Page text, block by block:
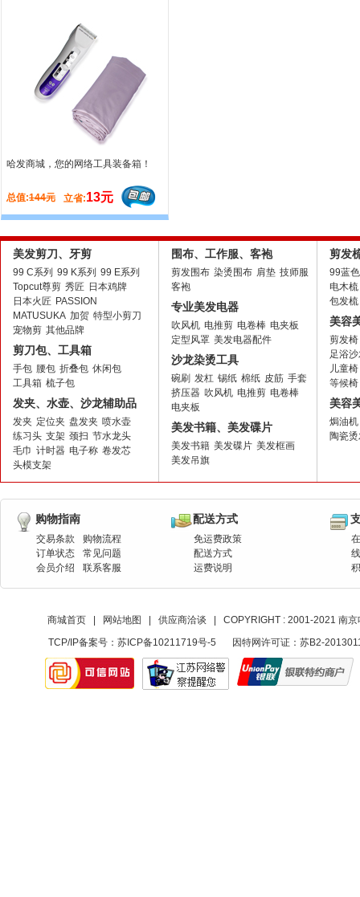
哈发商城，您的网络工具装备箱！
总值:144元 立省:13元
美发剪刀、牙剪
99 C系列 99 K系列 99 E系列
Topcut尊剪 秀匠 日本鸡牌
日本火匠 PASSION
MATUSUKA 加贺 特型小剪刀
宠物剪 其他品牌
剪刀包、工具箱
手包 腰包 折叠包 休闲包
工具箱 梳子包
发夹、水壶、沙龙辅助品
发夹 定位夹 盘发夹 喷水壶
练习头 支架 颈扫 节水龙头
毛巾 计时器 电子称 卷发芯
头模支架
围布、工作服、客袍
剪发围布 染烫围布 肩垫 技师服
客袍
专业美发电器
吹风机 电推剪 电卷棒 电夹板
定型风罩 美发电器配件
沙龙染烫工具
碗刷 发杠 锡纸 棉纸 皮筋 手套
挤压器 吹风机 电推剪 电卷棒
电夹板
美发书籍、美发碟片
美发书籍 美发碟片 美发框画
美发吊旗
剪发
99蓝
电木梳
包发梳
美容
剪发椅
足浴
儿童椅
等候椅
美容
焗油机
陶瓷
购物指南
交易条款
购物流程
订单状态
常见问题
会员介绍
联系客服
配送方式
免运费政策
配送方式
运费说明
商城首页 网站地图 供应商洽谈
COPYRIGHT : 2001-2021 南
TCP/IP备案号： 苏ICP备10211719号-5 因特网许可证：苏B2-